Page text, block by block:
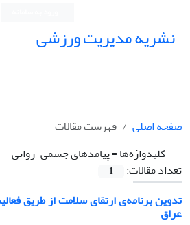
نشریه مدیریت ورزشی
صفحه اصلی
فهرست مقالات
کلیدواژه‌ها =پیامدهای جسمی-روانی
تعداد مقالات:
1
تدوین برنامه‌ی ارتقای سلامت از طریق
عراق